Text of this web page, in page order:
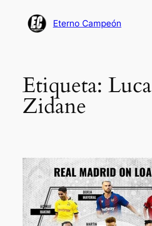
Eterno Campeón
Etiqueta: Luca
Zidane